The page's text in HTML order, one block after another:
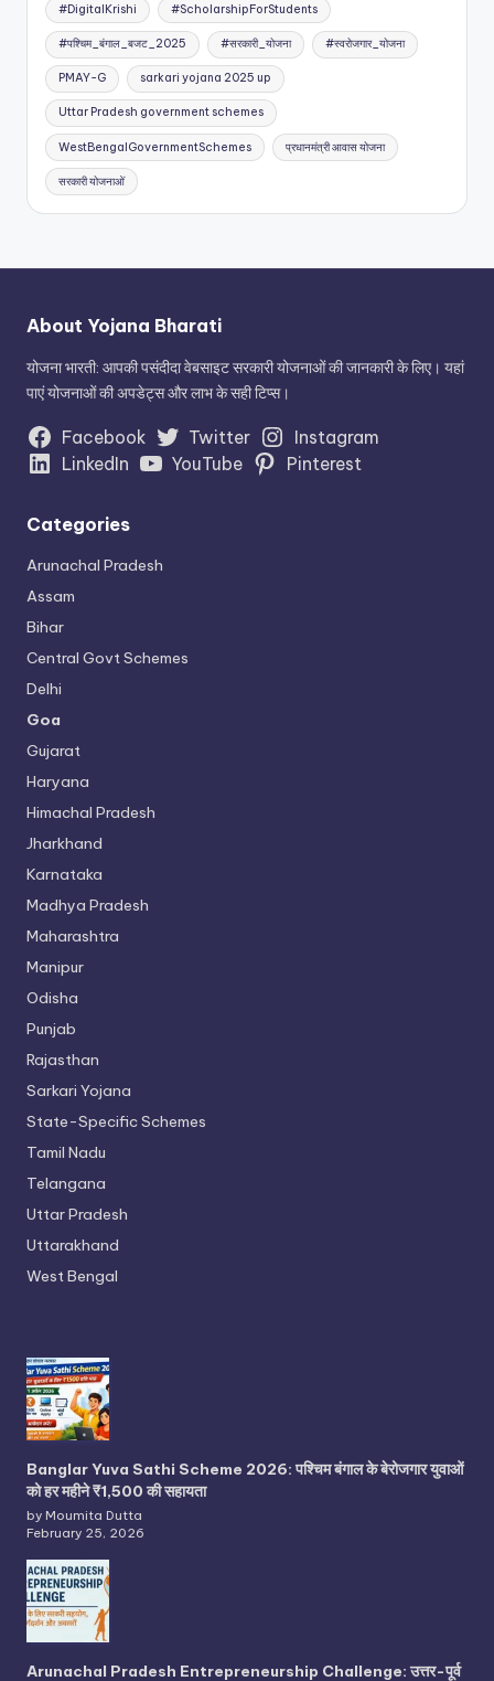
#DigitalKrishi #ScholarshipForStudents
#पश्चिम_बंगाल_बजट_2025 #सरकारी_योजना #स्वरोजगार_योजना
PMAY-G sarkari yojana 2025 up
Uttar Pradesh government schemes
WestBengalGovernmentSchemes प्रधानमंत्री आवास योजना
सरकारी योजनाओं
About Yojana Bharati
योजना भारती: आपकी पसंदीदा वेबसाइट सरकारी योजनाओं की जानकारी के लिए। यहां
पाएं योजनाओं की अपडेट्स और लाभ के सही टिप्स।
Facebook Twitter
Instagram
LinkedIn
YouTube Pinterest
Categories
Arunachal Pradesh
Assam
Bihar
Central Govt Schemes
Delhi
Goa
Gujarat
Haryana
Himachal Pradesh
Jharkhand
Karnataka
Madhya Pradesh
Maharashtra
Manipur
Odisha
Punjab
Rajasthan
Sarkari Yojana
State-Specific Schemes
Tamil Nadu
Telangana
Uttar Pradesh
Uttarakhand
West Bengal
Banglar Yuva Sathi Scheme 2026: पश्चिम बंगाल के बेरोजगार युवाओं
को हर महीने ₹1,500 की सहायता
by Moumita Dutta
February 25, 2026
Arunachal Pradesh Entrepreneurship Challenge: उत्तर-पूर्व